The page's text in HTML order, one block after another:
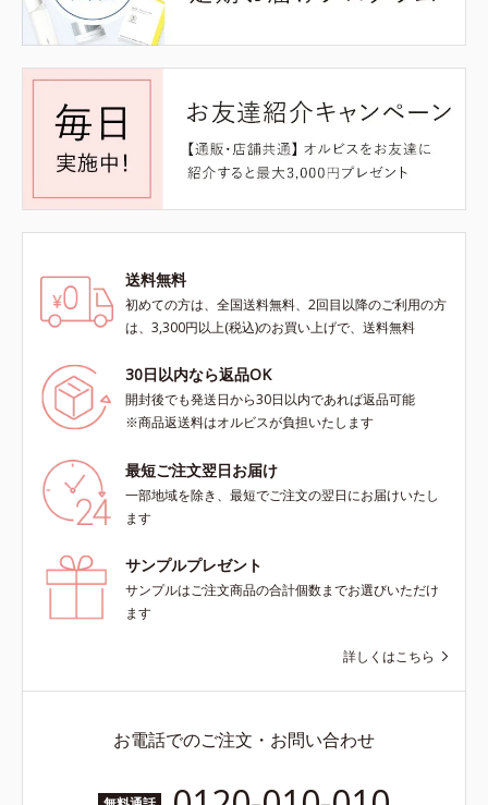
送料無料
初めての方は、全国送料無料、2回目以降のご利用の方
は、3,300円以上(税込)のお買い上げで、送料無料
30日以内なら返品OK
開封後でも発送日から30日以内であれば返品可能
※商品返送料はオルビスが負担いたします
最短ご注文翌日お届け
一部地域を除き、最短でご注文の翌日にお届けいたし
ます
サンプルプレゼント
サンプルはご注文商品の合計個数までお選びいただけ
ます
詳しくはこちら
お電話でのご注文・お問い合わせ